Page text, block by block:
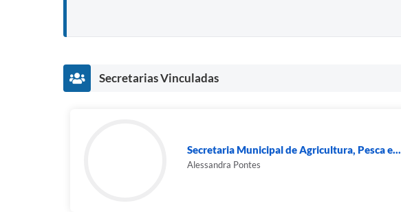
Secretarias Vinculadas
Secretaria Municipal de Agricultura, Pesca e...
Alessandra Pontes